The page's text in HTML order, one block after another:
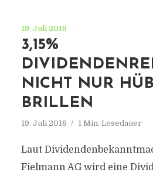
19. Juli 2018
3,15%
NICHT NUR
BRILLEN
19. Juli 2018 1 Min. Lesedauer
Laut
Fielmann AG wird eine